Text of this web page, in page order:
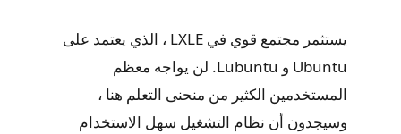
يستثمر مجتمع قوي في LXLE ، الذي يعتمد على
Ubuntu و Lubuntu. لن يواجه معظم
المستخدمين الكثير من منحنى التعلم هنا ،
وسيجدون أن نظام التشغيل سهل الاستخدام